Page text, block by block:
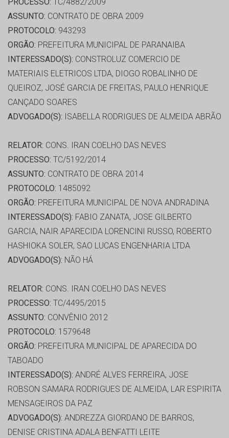
PROCESSO: TC/4882/2009
ASSUNTO: CONTRATO DE OBRA 2009
PROTOCOLO: 943293
ORGÃO: PREFEITURA MUNICIPAL DE PARANAIBA
INTERESSADO(S): CONSTROLUZ COMERCIO DE
MATERIAIS ELETRICOS LTDA, DIOGO ROBALINHO DE
QUEIROZ, JOSÉ GARCIA DE FREITAS, PAULO HENRIQUE
CANÇADO SOARES
ADVOGADO(S): ISABELLA RODRIGUES DE ALMEIDA ABRÃO
RELATOR: CONS. IRAN COELHO DAS NEVES
PROCESSO: TC/5192/2014
ASSUNTO: CONTRATO DE OBRA 2014
PROTOCOLO: 1485092
ORGÃO: PREFEITURA MUNICIPAL DE NOVA ANDRADINA
INTERESSADO(S): FABIO ZANATA, JOSE GILBERTO
GARCIA, NAIR APARECIDA LORENCINI RUSSO, ROBERTO
HASHIOKA SOLER, SAO LUCAS ENGENHARIA LTDA
ADVOGADO(S): NÃO HÁ
RELATOR: CONS. IRAN COELHO DAS NEVES
PROCESSO: TC/4495/2015
ASSUNTO: CONVÊNIO 2012
PROTOCOLO: 1579648
ORGÃO: PREFEITURA MUNICIPAL DE APARECIDA DO
TABOADO
INTERESSADO(S): ANDRÉ ALVES FERREIRA, JOSE
ROBSON SAMARA RODRIGUES DE ALMEIDA, LAR ESPIRITA
MENSAGEIROS DA PAZ
ADVOGADO(S): ANDREZZA GIORDANO DE BARROS,
DENISE CRISTINA ADALA BENFATTI LEITE